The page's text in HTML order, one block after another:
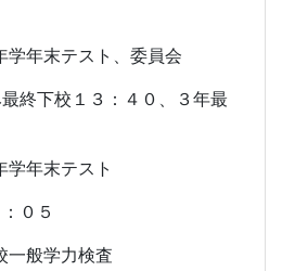
学年末テスト、委員会
下校１３：４０、３年最
学年末テスト
０５
一般学力検査